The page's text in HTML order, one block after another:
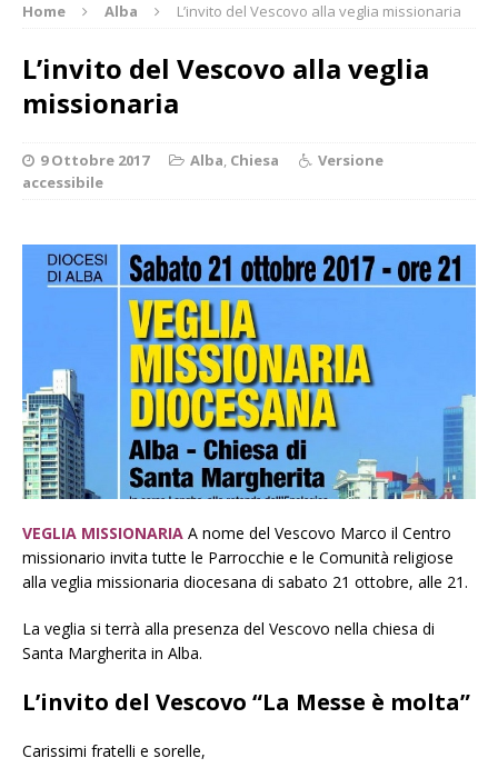
Home Alba L’invito del Vescovo alla veglia missionaria
L’invito del Vescovo alla veglia
missionaria
9 Ottobre 2017 Alba, Chiesa
Versione
accessibile
VEGLIA MISSIONARIA A nome del Vescovo Marco il Centro
missionario invita tutte le Parrocchie e le Comunità religiose
alla veglia missionaria diocesana di sabato 21 ottobre, alle 21.
La veglia si terrà alla presenza del Vescovo nella chiesa di
Santa Margherita in Alba.
L’invito del Vescovo “La Messe è molta”
Carissimi fratelli e sorelle,